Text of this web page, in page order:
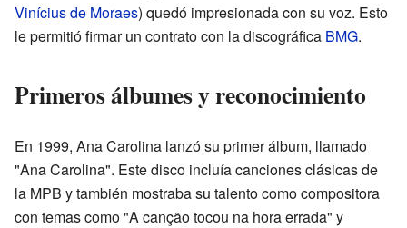
Vinícius de Moraes) quedó impresionada con su voz. Esto
le permitió firmar un contrato con la discográfica BMG.
Primeros álbumes y reconocimiento
En 1999, Ana Carolina lanzó su primer álbum, llamado
"Ana Carolina". Este disco incluía canciones clásicas de
la MPB y también mostraba su talento como compositora
con temas como "A canção tocou na hora errada" y